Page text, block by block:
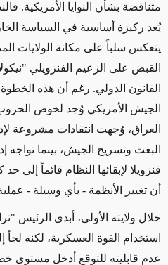
متناقضة بشأن النوايا الأمريكية.
يُعد ركيزة أساسية في السياسة
ينعكس سلباً على مكانة الولايات
القبض على الزعيم الفنزويلي
القانون الدولي. رغم أن هذه
الجيش الأمريكي وُجد لخوض
العراق، وُجهت انتقادات
البعث وتسريح الجيش، بينما تواجه
فنزويلا لإبقائها النظام قائماً إلى
أن تغيير الأنظمة - بأي وسيلة -
خلال ولايته الأولى، أبدى الرئيس
استخدام القوة العسكرية، لكنه
عدم قابليته للتوقع أدخل مستوى